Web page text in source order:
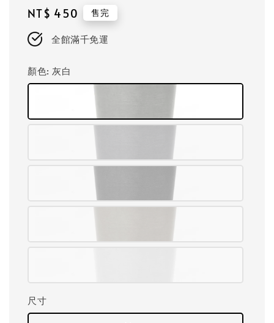
Regular
price
NT$ 450 售完
全館滿千免運
顏色: 灰白
尺寸